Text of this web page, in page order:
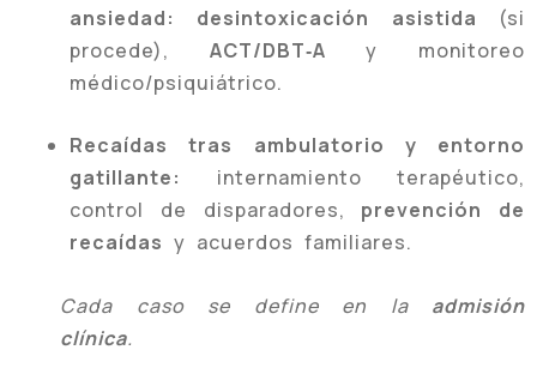
ansiedad:
desintoxicación asistida (si
procede), ACT/DBT‑A y monitoreo
médico/psiquiátrico.
Recaídas tras ambulatorio y entorno
gatillante:
internamiento terapéutico,
control de disparadores, prevención de
recaídas y acuerdos familiares.
Cada caso se define en la admisión
clínica.